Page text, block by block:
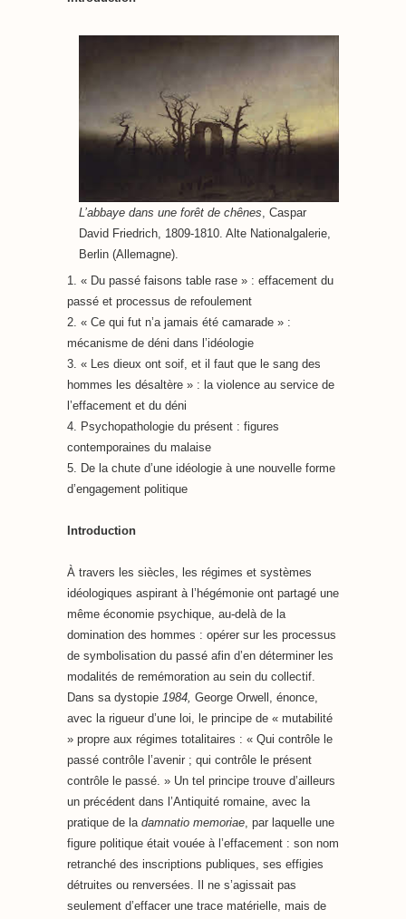
L’abbaye dans une forêt de chênes , Caspar
David Friedrich, 1809-1810. Alte Nationalgalerie,
Berlin (Allemagne).
1. « Du passé faisons table rase » : effacement du
passé et processus de refoulement
2. « Ce qui fut n’a jamais été camarade » :
mécanisme de déni dans l’idéologie
3. « Les dieux ont soif, et il faut que le sang des
hommes les désaltère » : la violence au service de
l’effacement et du déni
4. Psychopathologie du présent : figures
contemporaines du malaise
5. De la chute d’une idéologie à une nouvelle forme
d’engagement politique
Introduction
À travers les siècles, les régimes et systèmes
idéologiques aspirant à l’hégémonie ont partagé une
même économie psychique, au-delà de la
domination des hommes : opérer sur les processus
de symbolisation du passé afin d’en déterminer les
modalités de remémoration au sein du collectif.
Dans sa dystopie 1984, George Orwell, énonce,
avec la rigueur d’une loi, le principe de « mutabilité
» propre aux régimes totalitaires : « Qui contrôle le
passé contrôle l’avenir ; qui contrôle le présent
contrôle le passé. » Un tel principe trouve d’ailleurs
un précédent dans l’Antiquité romaine, avec la
pratique de la damnatio memoriae, par laquelle une
figure politique était vouée à l’effacement : son nom
retranché des inscriptions publiques, ses effigies
détruites ou renversées. Il ne s’agissait pas
seulement d’effacer une trace matérielle, mais de